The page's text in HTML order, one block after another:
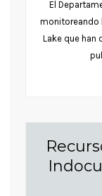
El
monitoreando
Lake que han